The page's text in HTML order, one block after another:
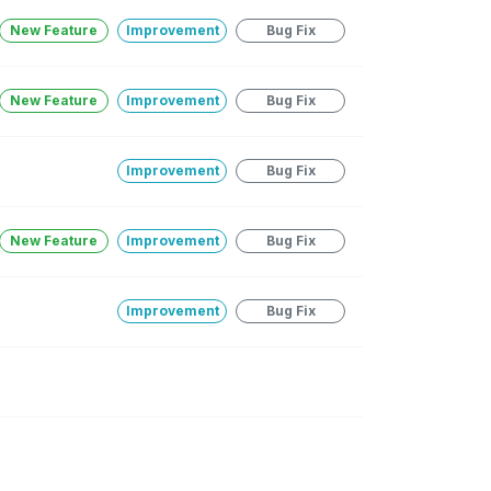
New Feature Improvement Bug Fix
New Feature Improvement Bug Fix
Improvement Bug Fix
New Feature Improvement Bug Fix
Improvement Bug Fix